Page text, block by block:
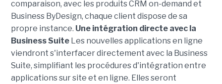
comparaison, avec les produits CRM on-demand et
Business ByDesign, chaque client dispose de sa
propre instance. Une intégration directe avec la
Business SuiteLes nouvelles applications en ligne
viendront s'interfacer directement avec la Business
Suite, simplifiant les procédures d'intégration entre
applications sur site et en ligne. Elles seront